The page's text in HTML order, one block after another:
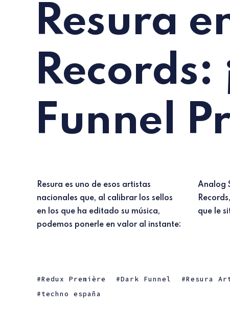
Resura
Records:
Funnel
Resura es uno de esos artistas
nacionales que, al calibrar los sellos
en los que ha editado su música,
podemos ponerle en valor al instante:
Analog Solutions, DarkForest y Rhod
Records, un triplete de alto prestigio
que le
Redux Première Dark Funnel Resura
techno españa